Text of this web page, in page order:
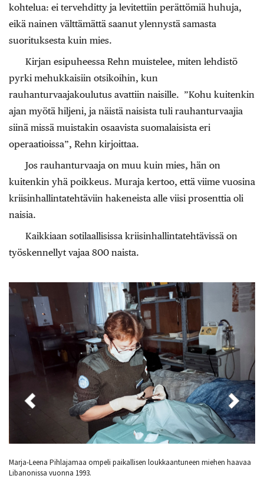
kohtelua: ei tervehditty ja levitettiin perättömiä huhuja,
eikä nainen välttämättä saanut ylennystä samasta
suorituksesta kuin mies.
Kirjan esipuheessa Rehn muistelee, miten lehdistö
pyrki mehukkaisiin otsikoihin, kun
rauhanturvaajakoulutus avattiin naisille. ”Kohu kuitenkin
ajan myötä hiljeni, ja näistä naisista tuli rauhanturvaajia
siinä missä muistakin osaavista suomalaisista eri
operaatioissa”, Rehn kirjoittaa.
Jos rauhanturvaaja on muu kuin mies, hän on
kuitenkin yhä poikkeus. Muraja kertoo, että viime vuosina
kriisinhallintatehtäviin hakeneista alle viisi prosenttia oli
naisia.
Kaikkiaan sotilaallisissa kriisinhallintatehtävissä on
työskennellyt vajaa 800 naista.
Marja-Leena Pihlajamaa harjoitteli pistooliammuntaa Libanonissa vuonna
1993. Hän kantoi lääkintäjoukoissa pistoolia, koska sairaalassa oli hankala